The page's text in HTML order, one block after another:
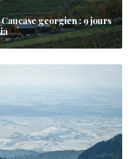
georgien : 9 jours